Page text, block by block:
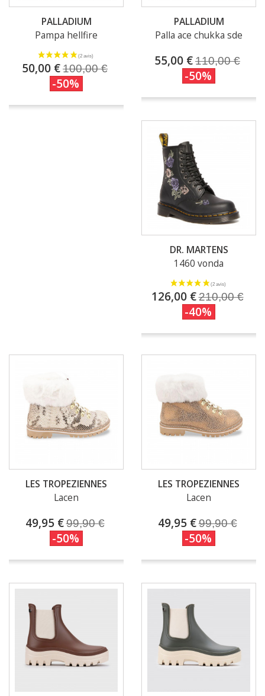
PALLADIUM
Pampa hellfire
50,00 €100,00 €
-50%
PALLADIUM
Palla ace chukka sde
55,00 €110,00 €
-50%
DR. MARTENS
1460 vonda
126,00 €210,00 €
-40%
LES TROPEZIENNES
Lacen
49,95 €99,90 €
-50%
LES TROPEZIENNES
Lacen
49,95 €99,90 €
-50%